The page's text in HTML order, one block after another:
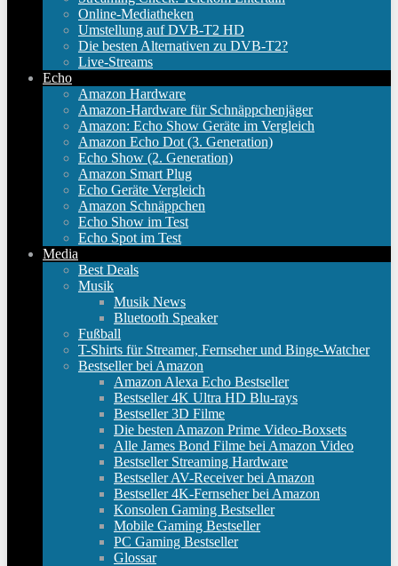
Online-Mediatheken
Umstellung auf DVB-T2 HD
Die besten Alternativen zu DVB-T2?
Live-Streams
Echo
Amazon Hardware
Amazon-Hardware für Schnäppchenjäger
Amazon: Echo Show Geräte im Vergleich
Amazon Echo Dot (3. Generation)
Echo Show (2. Generation)
Amazon Smart Plug
Echo Geräte Vergleich
Amazon Schnäppchen
Echo Show im Test
Echo Spot im Test
Media
Best Deals
Musik
Musik News
Bluetooth Speaker
Fußball
T-Shirts für Streamer, Fernseher und Binge-Watcher
Bestseller bei Amazon
Amazon Alexa Echo Bestseller
Bestseller 4K Ultra HD Blu-rays
Bestseller 3D Filme
Die besten Amazon Prime Video-Boxsets
Alle James Bond Filme bei Amazon Video
Bestseller Streaming Hardware
Bestseller AV-Receiver bei Amazon
Bestseller 4K-Fernseher bei Amazon
Konsolen Gaming Bestseller
Mobile Gaming Bestseller
PC Gaming Bestseller
Glossar